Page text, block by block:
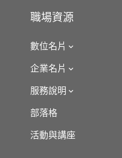
職場資源
數位名片
企業名片
服務說明
部落格
活動與講座